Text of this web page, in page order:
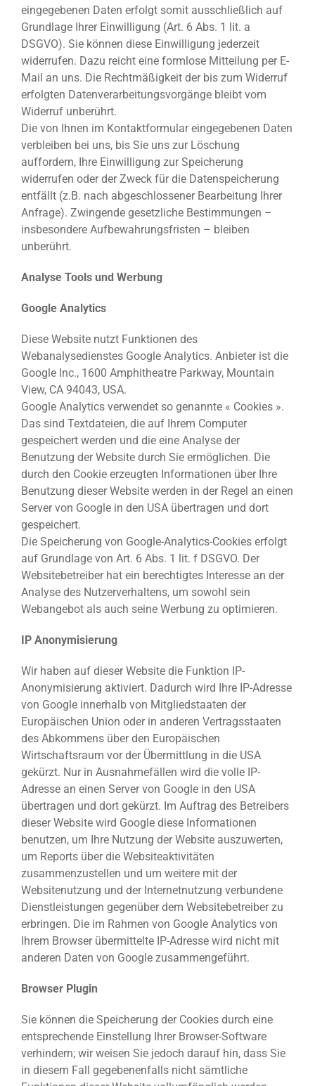
eingegebenen Daten erfolgt somit ausschließlich auf
Grundlage Ihrer Einwilligung (Art. 6 Abs. 1 lit. a
DSGVO). Sie können diese Einwilligung jederzeit
widerrufen. Dazu reicht eine formlose Mitteilung per E-
Mail an uns. Die Rechtmäßigkeit der bis zum Widerruf
erfolgten Datenverarbeitungsvorgänge bleibt vom
Widerruf unberührt.
Die von Ihnen im Kontaktformular eingegebenen Daten
verbleiben bei uns, bis Sie uns zur Löschung
auffordern, Ihre Einwilligung zur Speicherung
widerrufen oder der Zweck für die Datenspeicherung
entfällt (z.B. nach abgeschlossener Bearbeitung Ihrer
Anfrage). Zwingende gesetzliche Bestimmungen –
insbesondere Aufbewahrungsfristen – bleiben
unberührt.
Analyse Tools und Werbung
Google Analytics
Diese Website nutzt Funktionen des
Webanalysedienstes Google Analytics. Anbieter ist die
Google Inc., 1600 Amphitheatre Parkway, Mountain
View, CA 94043, USA.
Google Analytics verwendet so genannte « Cookies ».
Das sind Textdateien, die auf Ihrem Computer
gespeichert werden und die eine Analyse der
Benutzung der Website durch Sie ermöglichen. Die
durch den Cookie erzeugten Informationen über Ihre
Benutzung dieser Website werden in der Regel an einen
Server von Google in den USA übertragen und dort
gespeichert.
Die Speicherung von Google-Analytics-Cookies erfolgt
auf Grundlage von Art. 6 Abs. 1 lit. f DSGVO. Der
Websitebetreiber hat ein berechtigtes Interesse an der
Analyse des Nutzerverhaltens, um sowohl sein
Webangebot als auch seine Werbung zu optimieren.
IP Anonymisierung
Wir haben auf dieser Website die Funktion IP-
Anonymisierung aktiviert. Dadurch wird Ihre IP-Adresse
von Google innerhalb von Mitgliedstaaten der
Europäischen Union oder in anderen Vertragsstaaten
des Abkommens über den Europäischen
Wirtschaftsraum vor der Übermittlung in die USA
gekürzt. Nur in Ausnahmefällen wird die volle IP-
Adresse an einen Server von Google in den USA
übertragen und dort gekürzt. Im Auftrag des Betreibers
dieser Website wird Google diese Informationen
benutzen, um Ihre Nutzung der Website auszuwerten,
um Reports über die Websiteaktivitäten
zusammenzustellen und um weitere mit der
Websitenutzung und der Internetnutzung verbundene
Dienstleistungen gegenüber dem Websitebetreiber zu
erbringen. Die im Rahmen von Google Analytics von
Ihrem Browser übermittelte IP-Adresse wird nicht mit
anderen Daten von Google zusammengeführt.
Browser Plugin
Sie können die Speicherung der Cookies durch eine
entsprechende Einstellung Ihrer Browser-Software
verhindern; wir weisen Sie jedoch darauf hin, dass Sie
in diesem Fall gegebenenfalls nicht sämtliche